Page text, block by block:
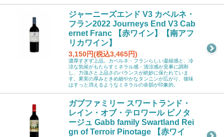
ジャーニーズエンド V3 カベルネ・
フラン2022 Journeys End V3 Cab
ernet Franc 【赤ワイン】【南アフ
リカワイン】
3,150円(税込3,465円)
濃厚すぎず上品。カベルネ・フランらしい凝縮感と、冷
涼な気候がもたらすミネラル感・清涼感が見事に調和
し、力強さと上品さのバランスが絶妙に保たれていま
す。果実の厚みときめ細やかなタンニンが広がり、後味
はすっと消えるようなミネラルの余韻が印象的。
ガブファミリー スワートランド・
レイン・オブ・テロワール ピノタ
ージュ Gabb family Swartland Rei
gn of Terroir Pinotage 【赤ワイ